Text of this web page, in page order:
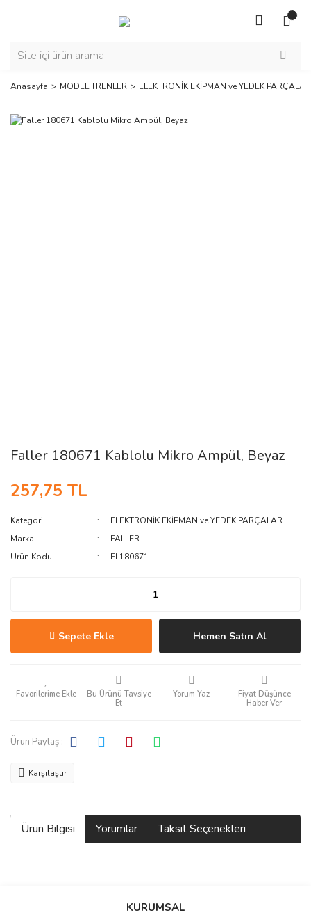
Anasayfa MODEL TRENLER ELEKTRONİK EKİPMAN ve YEDEK PARÇALAR
Faller 180671 Kablolu Mikro Ampül, Beyaz
257,75 TL
Kategori
ELEKTRONİK EKİPMAN ve YEDEK PARÇALAR
Marka
FALLER
Ürün Kodu
FL180671
Sepete Ekle Hemen Satın Al
Bu Ürünü Tavsiye
Et
Yorum Yaz
Fiyat Düşünce
Haber Ver
Ürün Paylaş :
Karşılaştır
Ürün Bilgisi Yorumlar Taksit Seçenekleri
Bu ürüne ilk yorumu siz yapın!
KURUMSAL